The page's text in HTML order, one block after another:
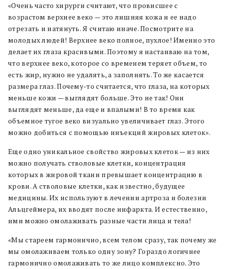
«Очень часто хирурги считают, что провисшее с
возрастом верхнее веко — это лишняя кожа и ее надо
отрезать и натянуть. Я считаю иначе. Посмотрите на
молодых людей! Верхнее веко полное, пухлое! Именно это
делает их глаза красивыми. Поэтому я настаиваю на том,
что верхнее веко, которое со временем теряет объем, то
есть жир, нужно не удалять, а заполнять. То же касается
размера глаз. Почему-то считается, что глаза, на которых
меньше кожи — выглядят больше. Это не так! Они
выглядят меньше, да еще и впалыми! В то время как
объемное тугое веко визуально увеличивает глаз. Этого
можно добиться с помощью инъекций жировых клеток».
Еще одно уникальное свойство жировых клеток — из них
можно получать стволовые клетки, концентрация
которых в жировой ткани превышает концентрацию в
крови. А стволовые клетки, как известно, будущее
медицины. Их используют в лечении артроза и болезни
Альцгеймера, их вводят после инфаркта. И естественно,
ими можно омолаживать разные части лица и тела!
«Мы стареем гармонично, всем телом сразу, так почему же
мы омолаживаем только одну зону? Гораздо логичнее
гармонично омолаживать то же лицо комплексно. Это